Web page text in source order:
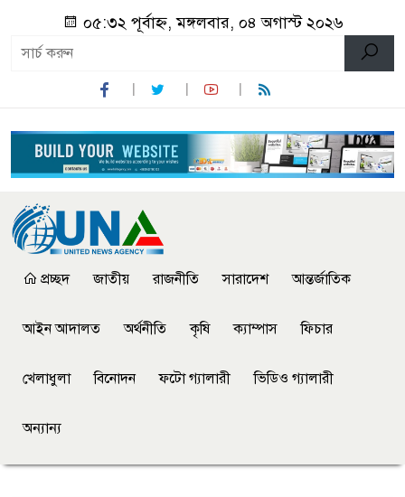
০৫:৩২ পূর্বাহ্ন, মঙ্গলবার, ০৪ অগাস্ট ২০২৬
প্রচ্ছদ জাতীয় রাজনীতি সারাদেশ আন্তর্জাতিক
আইন আদালত অর্থনীতি কৃষি ক্যাম্পাস ফিচার
খেলাধুলা বিনোদন ফটো গ্যালারী ভিডিও গ্যালারী
অন্যান্য